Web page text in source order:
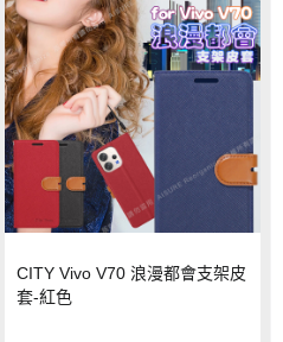
CITY Vivo V70 浪漫都會支架皮
套-紅色